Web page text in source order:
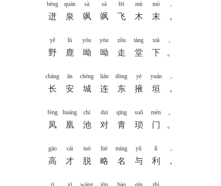
bèng
迸
quán
泉
sà
飒
sà
飒
fēi
飞
mù
木
mò
末
，
，
yě
野
lù
鹿
yōu
呦
yōu
呦
zǒu
走
táng
堂
xià
下
。
。
cháng
长
ān
安
chéng
城
lián
连
dōng
东
yè
掖
yuán
垣
，
，
fèng
凤
huáng
凰
chí
池
duì
对
qīng
青
suǒ
琐
mén
门
。
。
gāo
高
cái
才
tuō
脱
lüè
略
míng
名
yǔ
与
lì
利
，
，
rì xī wàng jūn bào qín zhì 。